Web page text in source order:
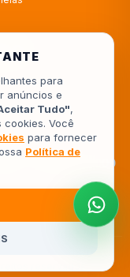
- PR, 86041-000
para
anúncios e
Tudo",
Você
para fornecer
Política de